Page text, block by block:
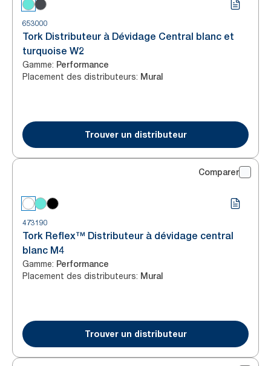
653000
Tork Distributeur à Dévidage Central blanc et
turquoise W2
Gamme: Performance
Placement des distributeurs: Mural
Trouver un distributeur
Comparer
473190
Tork Reflex™ Distributeur à dévidage central
blanc M4
Gamme: Performance
Placement des distributeurs: Mural
Trouver un distributeur